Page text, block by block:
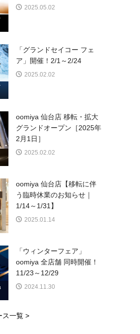
2025.05.02
「グランドセイコー フェ
ア」開催！2/1～2/24
2025.02.02
oomiya 仙台店 移転・拡大
グランドオープン［2025年
2月1日］
2025.02.02
oomiya 仙台店【移転に伴
う臨時休業のお知らせ｜
1/14～1/31】
2025.01.14
「ウィンターフェア」
oomiya 全店舗 同時開催！
11/23～12/29
2024.11.30
ス一覧 >